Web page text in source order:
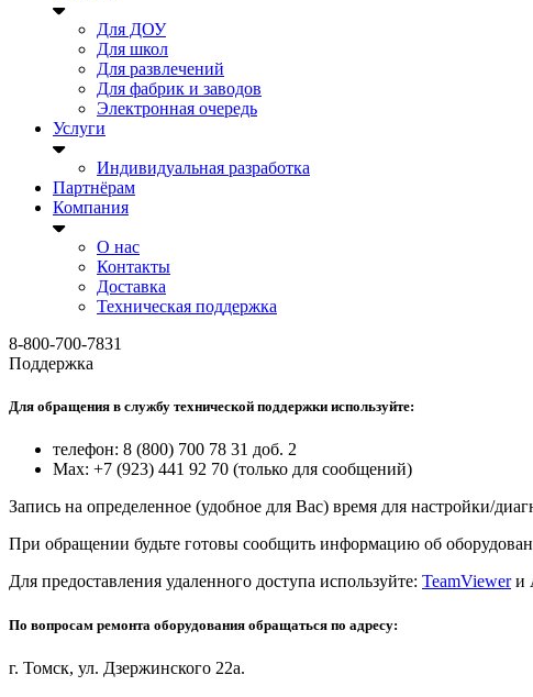
Для ДОУ
Для школ
Для развлечений
Для фабрик и заводов
Электронная очередь
Услуги
Индивидуальная разработка
Партнёрам
Компания
О нас
Контакты
Доставка
Техническая поддержка
8-800-700-7831
Поддержка
Для обращения в службу технической поддержки используйте:
телефон: 8 (800) 700 78 31 доб. 2
Max: +7 (923) 441 92 70 (только для сообщений)
Запись на определенное (удобное для Вас) время для настройки/
При обращении будьте готовы сообщить информацию об
Для предоставления удаленного доступа используйте: TeamViewerи
По вопросам ремонта оборудования обращаться по адресу:
г. Томск, ул. Дзержинского 22а.